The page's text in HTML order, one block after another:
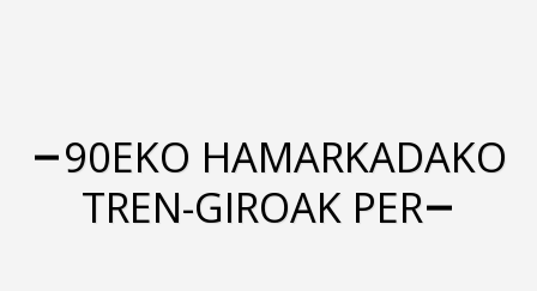
90EKO HAMARKADAKO
TREN-GIROAK PER